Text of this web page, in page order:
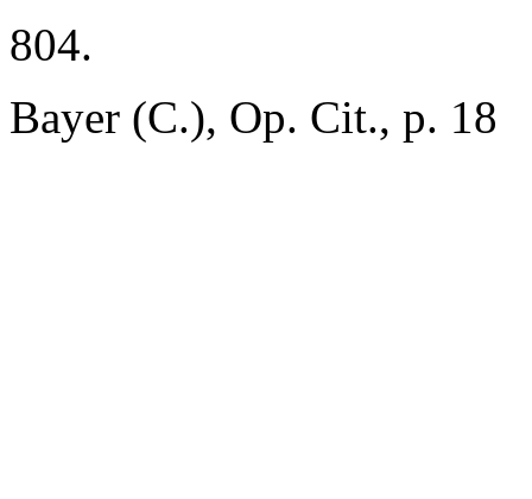
804.
Bayer (C.), Op. Cit., p. 18